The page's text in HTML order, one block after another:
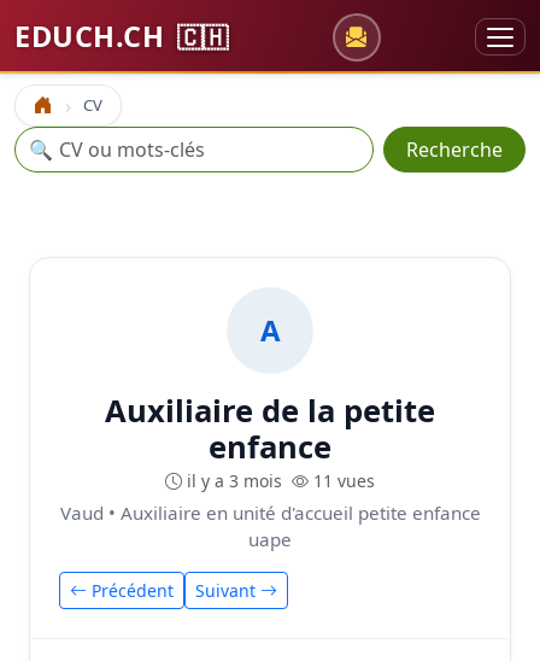
EDUCH.CH 🇨🇭
Accueil CV
Recherche
🔍 Recherche
A
Auxiliaire de la petite
enfance
il y a 3 mois 11 vues
Vaud • Auxiliaire en unité d'accueil petite enfance
uape
Précédent Suivant